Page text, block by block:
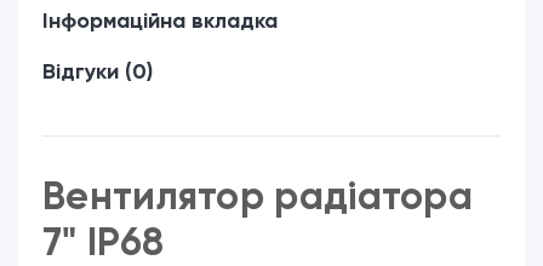
Інформаційна вкладка
Відгуки (0)
Вентилятор радіатора
7" IP68